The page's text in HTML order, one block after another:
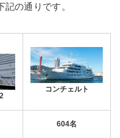
の通りです。
コンチェルト
604名